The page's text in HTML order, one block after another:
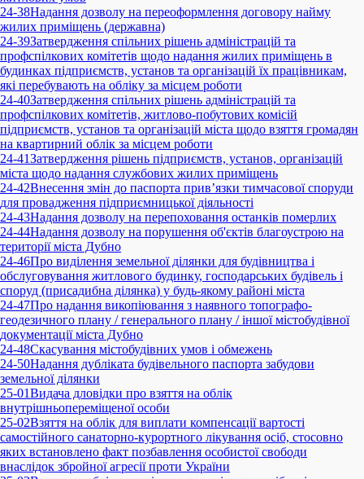
24-38Надання дозволу на переоформлення договору найму
жилих приміщень (державна)
24-39Затвердження спільних рішень адміністрацій та
профспілкових комітетів щодо надання жилих приміщень в
будинках підприємств, установ та організацій їх працівникам,
які перебувають на обліку за місцем роботи
24-40Затвердження спільних рішень адміністрацій та
профспілкових комітетів, житлово-побутових комісій
підприємств, установ та організацій міста щодо взяття громадян
на квартирний облік за місцем роботи
24-41Затвердження рішень підприємств, установ, організацій
міста щодо надання службових жилих приміщень
24-42Внесення змін до паспорта прив’язки тимчасової споруди
для провадження підприємницької діяльності
24-43Надання дозволу на перепоховання останків померлих
24-44Надання дозволу на порушення об'єктів благоустрою на
території міста Дубно
24-46Про виділення земельної ділянки для будівництва і
обслуговування житлового будинку, господарських будівель і
споруд (присадибна ділянка) у будь-якому районі міста
24-47Про надання викопіювання з наявного топографо-
геодезичного плану / генерального плану / іншої містобудівної
документації міста Дубно
24-48Скасування містобудівних умов і обмежень
24-50Надання дубліката будівельного паспорта забудови
земельної ділянки
25-01Видача дловідки про взяття на облік
внутрішньопереміщеної особи
25-02Взяття на облік для виплати компенсації вартості
самостійного санаторно-курортного лікування осіб, стосовно
яких встановлено факт позбавлення особистої свободи
внаслідок збройної агресії проти України